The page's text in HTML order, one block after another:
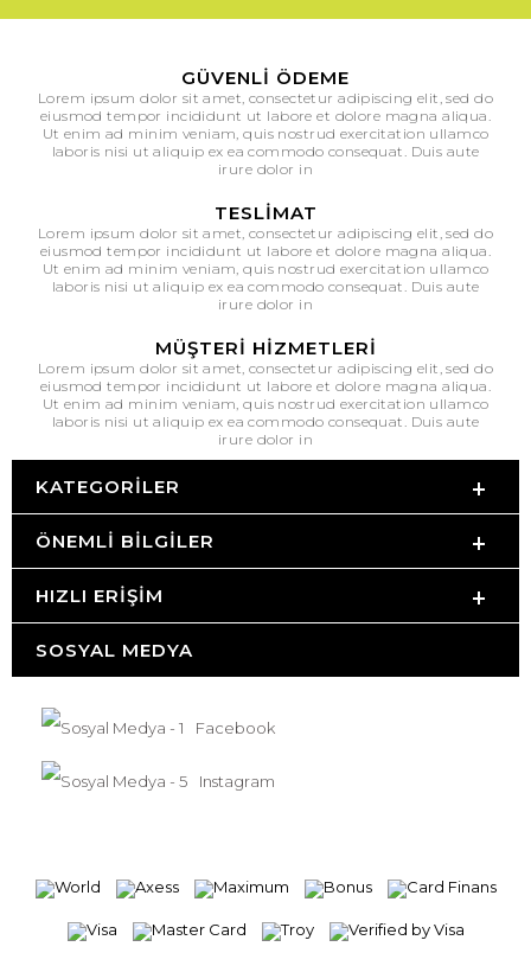
GÜVENLI ÖDEME
Lorem ipsum dolor sit amet, consectetur adipiscing elit, sed do
eiusmod tempor incididunt ut labore et dolore magna aliqua.
Ut enim ad minim veniam, quis nostrud exercitation ullamco
laboris nisi ut aliquip ex ea commodo consequat. Duis aute
irure dolor in
TESLIMAT
Lorem ipsum dolor sit amet, consectetur adipiscing elit, sed do
eiusmod tempor incididunt ut labore et dolore magna aliqua.
Ut enim ad minim veniam, quis nostrud exercitation ullamco
laboris nisi ut aliquip ex ea commodo consequat. Duis aute
irure dolor in
MÜŞTERI HIZMETLERI
Lorem ipsum dolor sit amet, consectetur adipiscing elit, sed do
eiusmod tempor incididunt ut labore et dolore magna aliqua.
Ut enim ad minim veniam, quis nostrud exercitation ullamco
laboris nisi ut aliquip ex ea commodo consequat. Duis aute
irure dolor in
KATEGORILER
ÖNEMLI BILGILER
HIZLI ERIŞIM
SOSYAL MEDYA
Facebook
Instagram